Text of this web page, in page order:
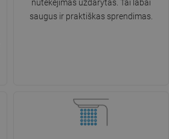
nutekėjimas uždarytas. Tai labai
saugus ir praktiškas sprendimas.